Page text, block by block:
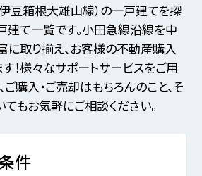
豆箱根大雄山線）の一戸建てを探
て一覧です。小田急線沿線を中
取り揃え、お客様の不動産購入
！様々なサポートサービスをご用
ご購入・ご売却はもちろんのこと、そ
もお気軽にご相談ください。
件